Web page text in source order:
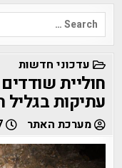
Search
for:
POSTED
IN
עדכוני חדשות
חוליית
עתיקות בגליל
מערכת האתר 20/01/2017